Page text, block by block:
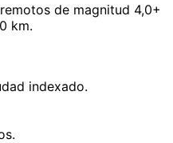
de magnitud 4,0+
km.
indexado.